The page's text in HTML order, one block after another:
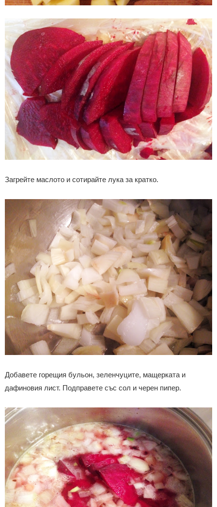
Загрейте маслото и сотирайте лука за кратко.
Добавете горещия бульон, зеленчуците, мащерката и
дафиновия лист. Подправете със сол и черен пипер.